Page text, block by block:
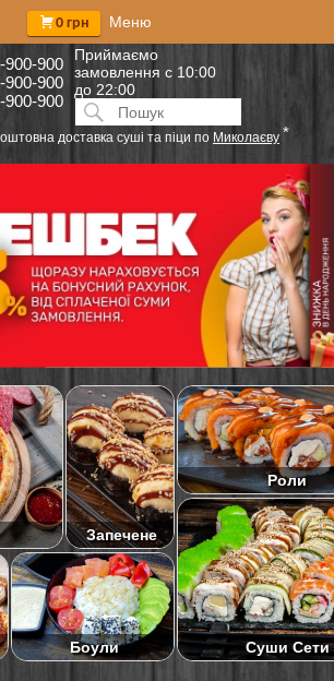
900-900
900-900
900-900
Приймаємо
замовлення с 10:00
до 22:00
Искать:ПОИСК
0 грн Меню
доставка суші та піци по Миколаєву *
Запечене
Роли
Боули Суши Сети